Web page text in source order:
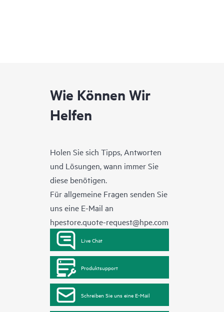
Wie Können Wir
Helfen
Holen Sie sich Tipps, Antworten
und Lösungen, wann immer Sie
diese benötigen.
Für allgemeine Fragen senden Sie
uns eine E-Mail an
hpestore.quote-request@hpe.com
Live Chat
Produktsupport
Schreiben Sie uns eine E-Mail